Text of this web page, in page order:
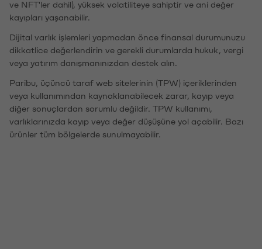
ve NFT'ler dahil), yüksek volatiliteye sahiptir ve ani değer
kayıpları yaşanabilir.
Dijital varlık işlemleri yapmadan önce finansal durumunuzu
dikkatlice değerlendirin ve gerekli durumlarda hukuk, vergi
veya yatırım danışmanınızdan destek alın.
Paribu, üçüncü taraf web sitelerinin (TPW) içeriklerinden
veya kullanımından kaynaklanabilecek zarar, kayıp veya
diğer sonuçlardan sorumlu değildir. TPW kullanımı,
varlıklarınızda kayıp veya değer düşüşüne yol açabilir. Bazı
ürünler tüm bölgelerde sunulmayabilir.